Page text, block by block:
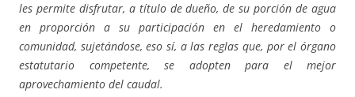
les permite disfrutar, a título de dueño, de su porción de agua
en proporción a su participación en el heredamiento o
comunidad, sujetándose, eso sí, a las reglas que, por el órgano
estatutario competente, se adopten para el mejor
aprovechamiento del caudal.